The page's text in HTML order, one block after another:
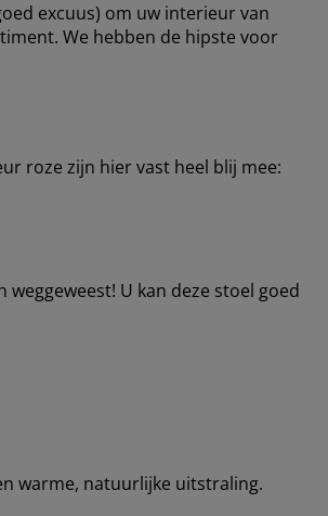
excuus) om uw interieur van
We hebben de hipste voor
roze zijn hier vast heel blij mee:
U kan deze stoel goed
warme, natuurlijke uitstraling.